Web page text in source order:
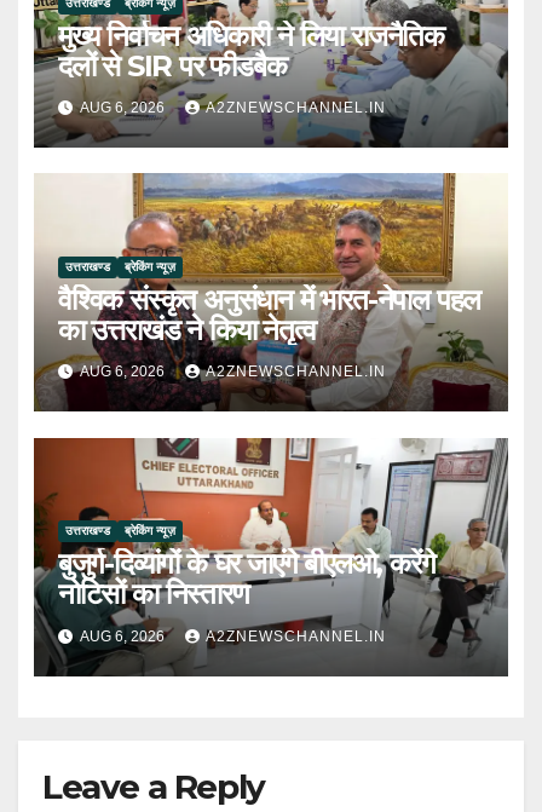
मुख्य निर्वाचन अधिकारी ने लिया राजनैतिक
दलों से SIR पर फीडबैक
AUG 6, 2026 A2ZNEWSCHANNEL.IN
उत्तराखण्ड ब्रेकिंग न्यूज़
वैश्विक संस्कृत अनुसंधान में भारत-नेपाल पहल
का उत्तराखंड ने किया नेतृत्व
AUG 6, 2026 A2ZNEWSCHANNEL.IN
उत्तराखण्ड ब्रेकिंग न्यूज़
बुजुर्ग-दिव्यांगों के घर जाएंगे बीएलओ, करेंगे
नोटिसों का निस्तारण
AUG 6, 2026 A2ZNEWSCHANNEL.IN
Leave a Reply